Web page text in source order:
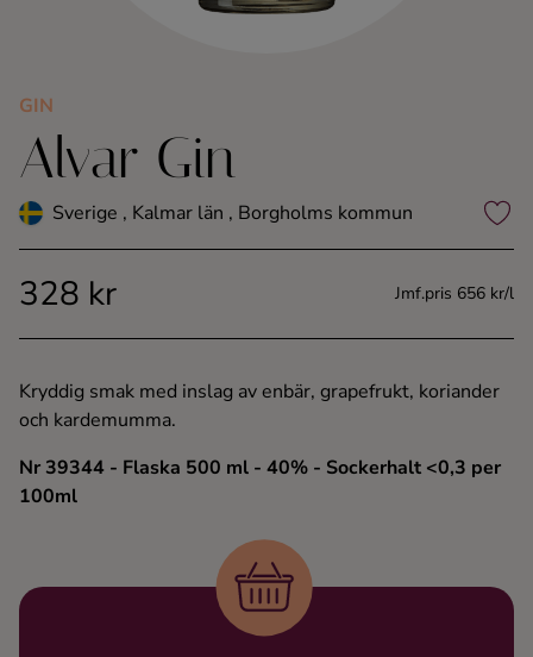
Likör
Rom
Shots
Vodka
Whisky
GIN
Alvar Gin
Sverige , Kalmar län , Borgholms kommun
328 kr Jmf.pris 656 kr/l
Kryddig smak med inslag av enbär, grapefrukt, koriander
och kardemumma.
Nr 39344 - Flaska 500 ml - 40% - Sockerhalt <0,3 per
100ml